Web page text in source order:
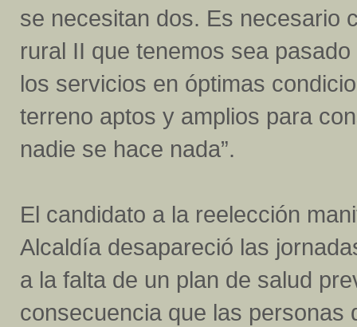
se necesitan dos. Es necesario
rural II que tenemos sea
los servicios en óptimas
terreno aptos y amplios para
nadie se hace nada”.
El candidato a la reelección
Alcaldía desapareció las
a la falta de un plan de salud
consecuencia que las